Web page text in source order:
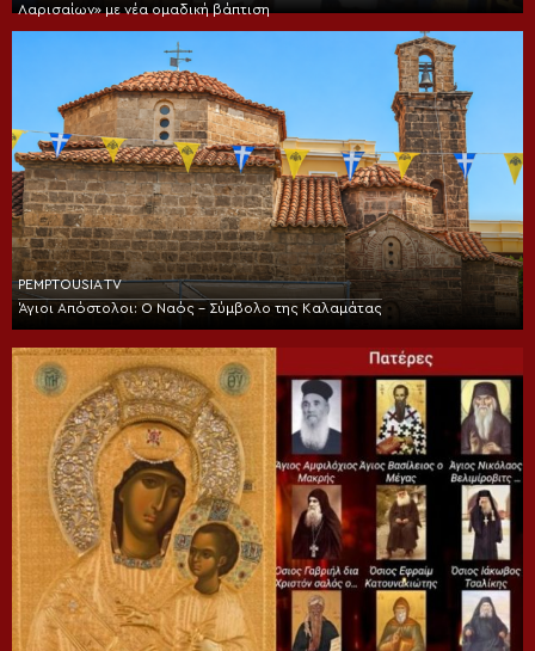
Λαρισαίων» με νέα ομαδική βάπτιση
PEMPTOUSIA TV
Άγιοι Απόστολοι: Ο Ναός – Σύμβολο της Καλαμάτας